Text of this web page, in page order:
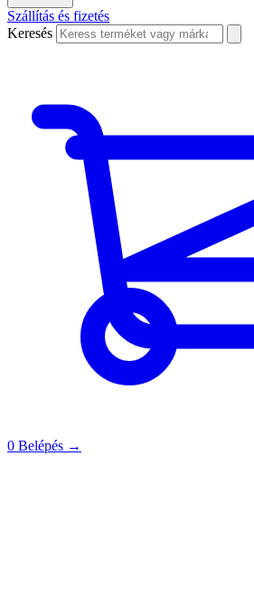
Szállítás és fizetés
Keresés
0 Belépés →